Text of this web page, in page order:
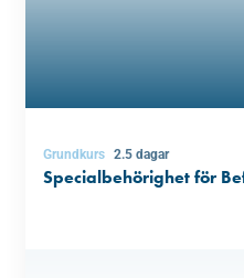
Grundkurs 2.5 dagar
Specialbehörighet för